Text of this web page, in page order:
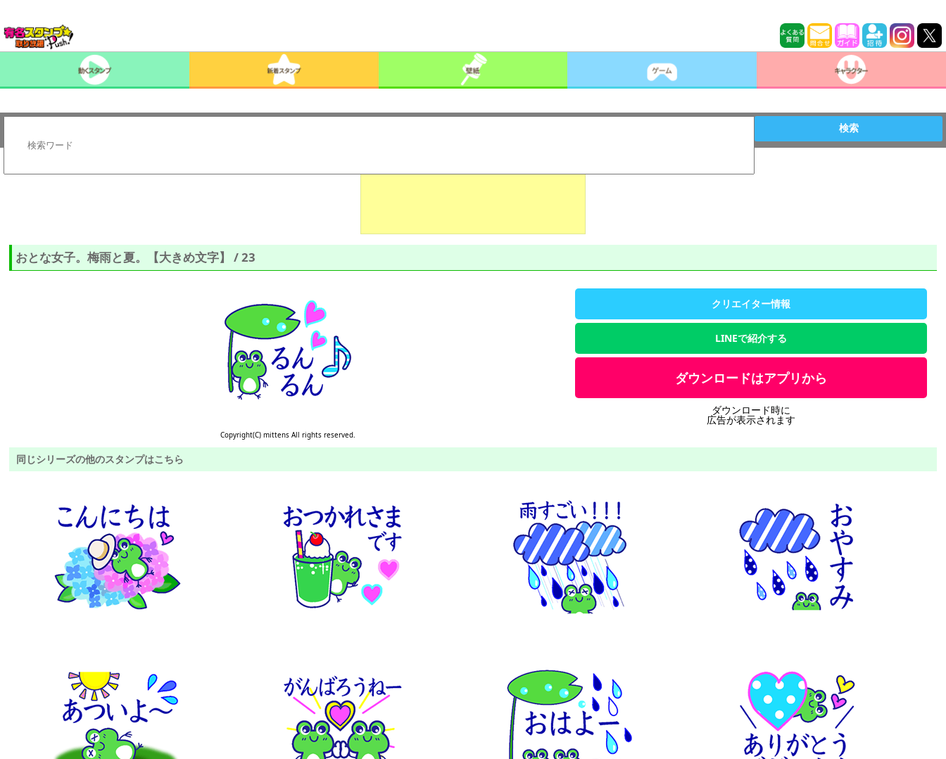
検索
おとな女子。梅雨と夏。【大きめ文字】 / 23
Copyright(C) mittens All rights reserved.
クリエイター情報
LINEで紹介する
ダウンロードはアプリから
ダウンロード時に
広告が表示されます
同じシリーズの他のスタンプはこちら